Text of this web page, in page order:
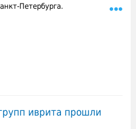
Петербурга.
иврита прошли